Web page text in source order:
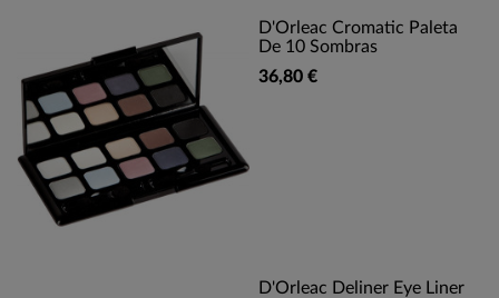
D'Orleac Cromatic Paleta
De 10 Sombras
36,80 €
D'Orleac Deliner Eye Liner